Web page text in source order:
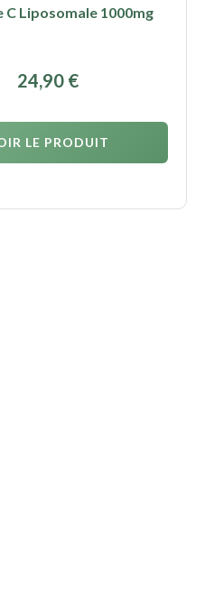
C Liposomale 1000mg
24,90 €
LE PRODUIT